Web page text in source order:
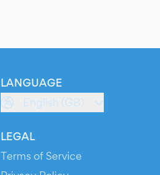
LANGUAGE
English (GB)
LEGAL
Terms of Service